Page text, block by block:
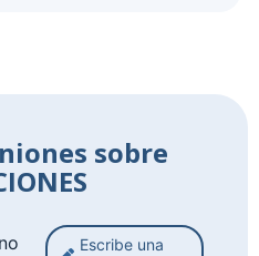
sobre
Escribe una